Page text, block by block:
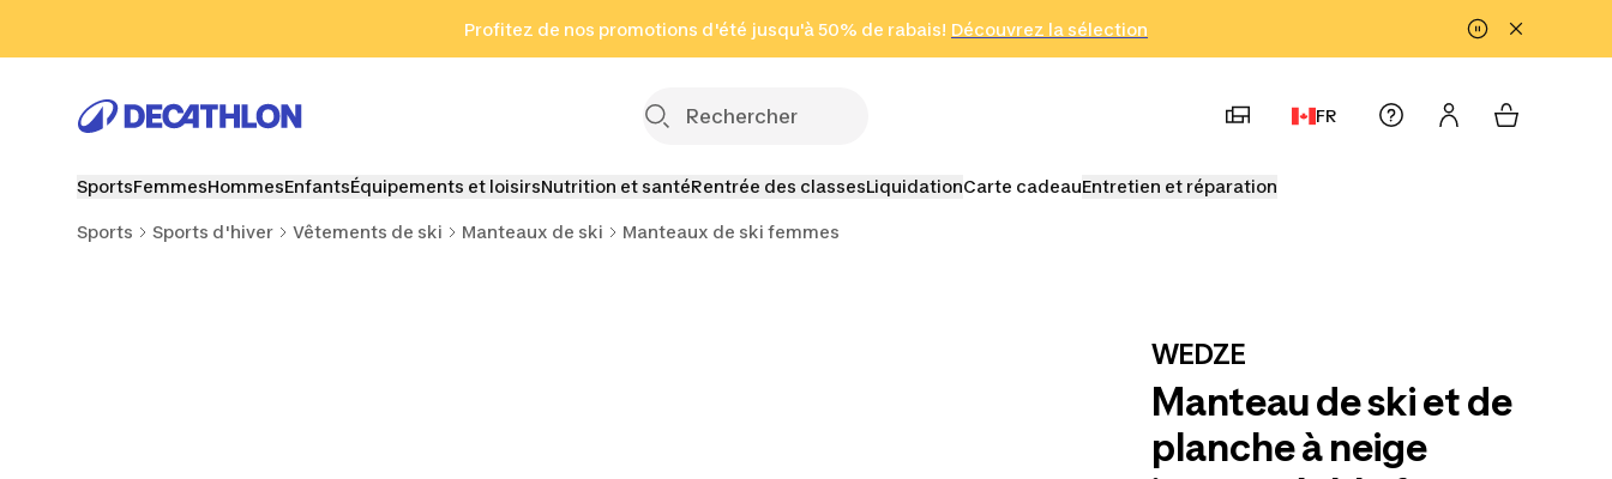
Aller au pied de page
Profitez de nos promotions d'été jusqu'à 50% de rabais! Découvrez la sélection
Cliquez ici
en seulement 2 h!
(Zones sélectionnées)
FR
SportsFemmesHommesEnfantsÉquipements et loisirsNutrition et santéRentrée des classesLiquidationCarte cadeauEntretien et réparation
Sports Sports d'hiver Vêtements de ski Manteaux de ski Manteaux de ski femmes
WEDZE
Manteau de ski et de
planche à neige